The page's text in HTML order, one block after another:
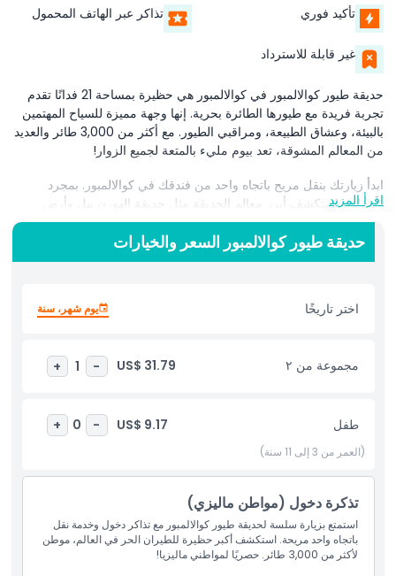
تأكيد فوري تذاكر عبر الهاتف المحمول
غير قابلة للاسترداد
حديقة طيور كوالالمبور في كوالالمبور هي حظيرة بمساحة 21 فدانًا تقدم
تجربة فريدة مع طيورها الطائرة بحرية. إنها وجهة مميزة للسياح المهتمين
بالبيئة، وعشاق الطبيعة، ومراقبي الطيور. مع أكثر من 3,000 طائر والعديد
من المعالم المشوقة، تعد بيوم مليء بالمتعة لجميع الزوار!
ابدأ زيارتك بنقل مريح باتجاه واحد من فندقك في كوالالمبور. بمجرد
وصولك، استكشف أبرز معالم الحديقة مثل حديقة الهورن بيل وأرض
البلبل. اكتشف أكثر من 200 نوع من الطيور، بما في ذلك حمامة التاج
المهيبة، أكبر حمامة في العالم، اللقلق ذو المنقار الأصفر الملون،
والببغاوات الكوكاتو ذات العرف الكبريتي المرحة.
غابة مطيرة مورقة تحتوي على أشجار طويلة، وشجيرات كثيفة، وجداول
لا تفوت جلسات إطعام الطيور حيث يمكنك التفاعل مع هذه المخلوقات
تحتاج إلى استراحة، استرخِ في بار السندويشات أو احصل على مشروب
منعش مثل جوز الهند الطازج من أحد الأكشاك. تقدم حديقة طيور
كوالالمبور مزيجًا مثاليًا من المتعة والتعلم والاسترخاء!
أبرز المعالم
المتضمنات
اقرأ المزيد
حديقة طيور كوالالمبور السعر والخيارات
اختر تاريخًا يوم شهر، سنة
مجموعة من ٢ US$ 31.79
-
1
+
طفل US$ 9.17
-
0
+
(العمر من 3 إلى 11 سنة)
تذكرة دخول (مواطن ماليزي)
استمتع بزيارة سلسة لحديقة طيور كوالالمبور مع تذاكر دخول وخدمة نقل
باتجاه واحد مريحة. استكشف أكبر حظيرة للطيران الحر في العالم، موطن
لأكثر من 3,000 طائر. حصريًا لمواطني ماليزيا!